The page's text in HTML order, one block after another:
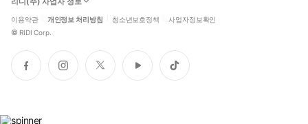
이용약관 개인정보 처리방침 청소년보호정책 사업자정보확인
© RIDI Corp.
페
이
인
스
트
위
유
튜
틱
톡